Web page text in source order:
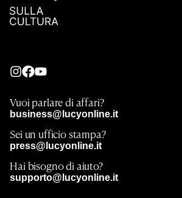
Vuoi parlare di affari?
business@lucyonline.it
Sei un ufficio stampa?
press@lucyonline.it
Hai bisogno di aiuto?
supporto@lucyonline.it